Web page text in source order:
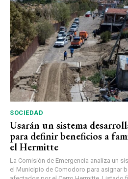
SOCIEDAD
Usarán un sistema
para definir beneficios a
el Hermitte
La Comisión de Emergencia analiza un
el Municipio de Comodoro para asignar